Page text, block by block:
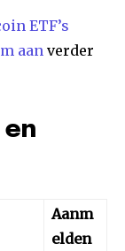
ETF’s
aan verder
Aanm
elden